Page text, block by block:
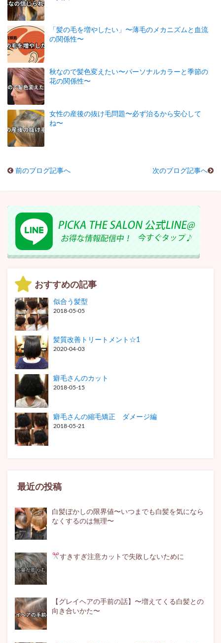
「髪の毛を増やしたい」〜薄毛のメカニズムと血流
の関係性〜
秋なので髪色変えたい〜パーソナルカラーと季節の
花の関係性〜
女性の産後の抜け毛問題〜必ず治るから安心して
ね〜
前のブログ記事へ 次のブログ記事へ
おすすめの記事
似合う髪型
2018-05-05
髪質改善トリートメント☆1
2020-04-03
癖毛さんのカット
2018-05-15
癖毛さんの縮毛矯正 ダメージ編
2018-05-21
最近の投稿
白髪ぼかしの限界値〜いつまでも白髪を気になら
なくするのは無理〜
すきすぎ注意カットで失敗しないために
【グレイヘアの手前の話】〜増えてくる白髪との
向き合いかた〜